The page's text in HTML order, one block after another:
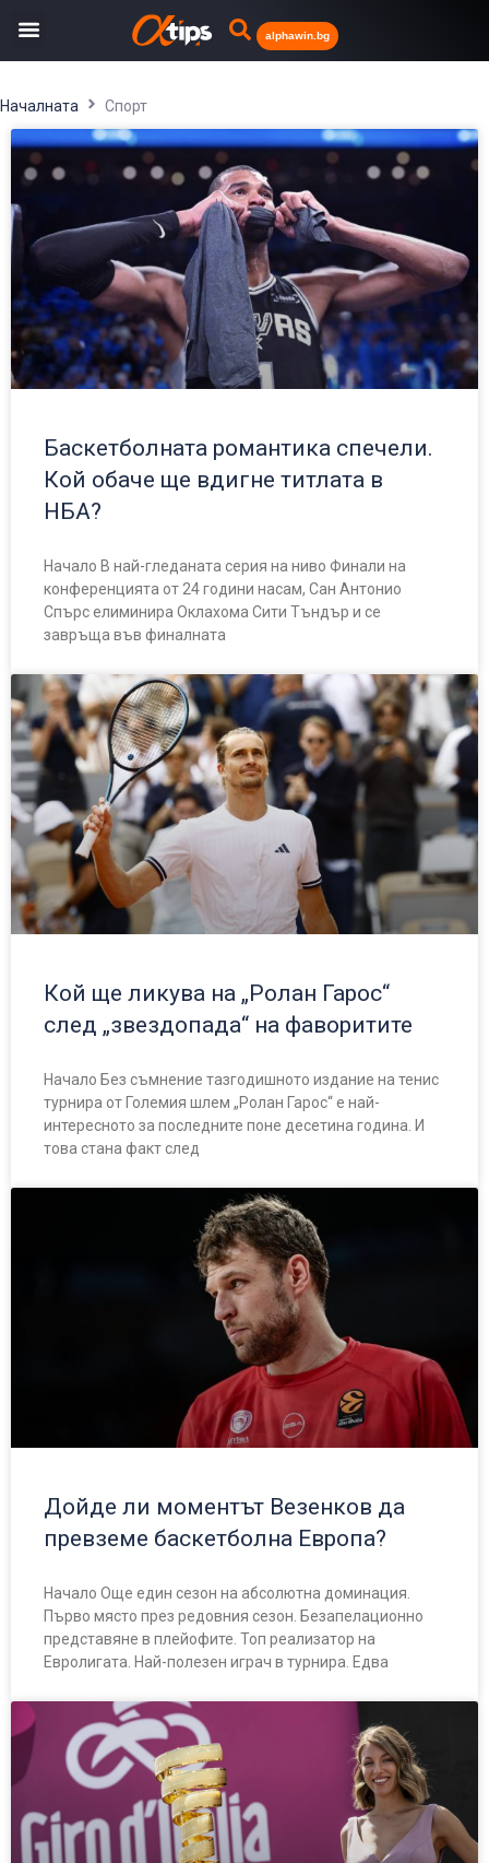
alphawin.bg
Началната Спорт
Баскетболната романтика спечели.
Кой обаче ще вдигне титлата в
НБА?
Начало В най-гледаната серия на ниво Финали на
конференцията от 24 години насам, Сан Антонио
Спърс елиминира Оклахома Сити Тъндър и се
завръща във финалната
Кой ще ликува на „Ролан Гарос“
след „звездопада“ на фаворитите
Начало Без съмнение тазгодишното издание на тенис
турнира от Големия шлем „Ролан Гарос“ е най-
интересното за последните поне десетина година. И
това стана факт след
Дойде ли моментът Везенков да
превземе баскетболна Европа?
Начало Още един сезон на абсолютна доминация.
Първо място през редовния сезон. Безапелационно
представяне в плейофите. Топ реализатор на
Евролигата. Най-полезен играч в турнира. Едва